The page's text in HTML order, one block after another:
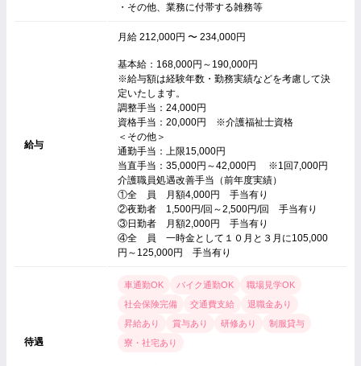
・その他、業務に付帯する雑務等
給与
月給 212,000円 〜 234,000円
基本給：168,000円～190,000円
※給与額は経験年数・勤務実績などを考慮して決
定いたします。
調整手当：24,000円
資格手当：20,000円 ※介護福祉士資格
＜その他＞
通勤手当：上限15,000円
当直手当：35,000円～42,000円 ※1回7,000円
介護職員処遇改善手当（前年度実績）
①全 員 月額4,000円 手当有り
②夜勤者 1,500円/回～2,500円/回 手当有り
③日勤者 月額2,000円 手当有り
④全 員 一時金として１０月と３月に105,000
円～125,000円 手当有り
待遇
車通勤OK バイク通勤OK
職場見学OK
社会保険完備
交通費支給
退職金あり
昇給あり
賞与あり 研修あり
制服貸与
寮・社宅あり